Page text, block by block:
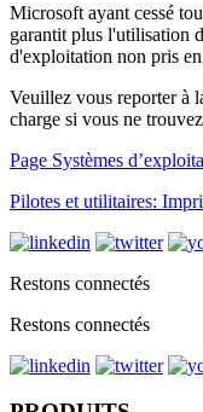
Microsoft ayant cessé
garantit plus l'utilisation
d'exploitation non pris
Veuillez vous reporter à
charge si vous ne
Page Systèmes
Pilotes et utilitaires:
Restons connectés
Restons connectés